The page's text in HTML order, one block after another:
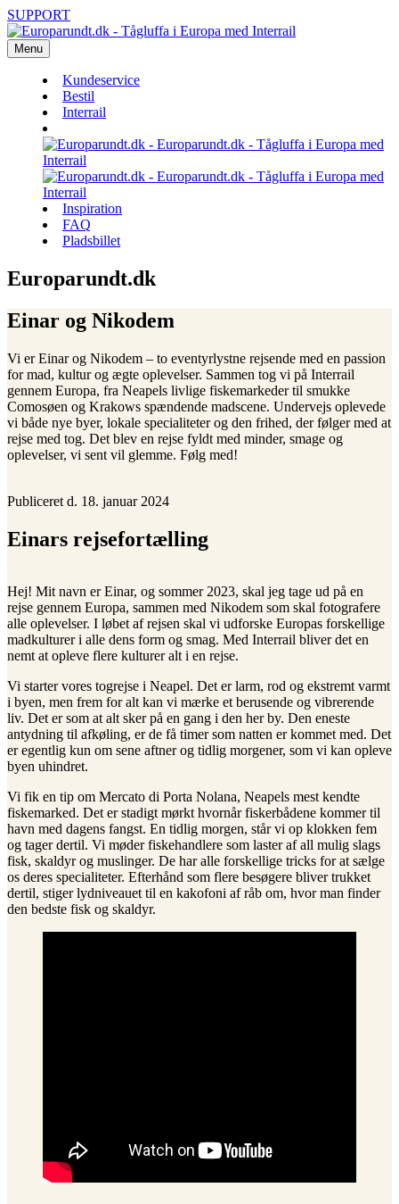
SUPPORT
Menu
Kundeservice
Bestil
Interrail
Inspiration
FAQ
Pladsbillet
Europarundt.dk
Einar og Nikodem
Vi er Einar og Nikodem – to eventyrlystne rejsende med en passion
for mad, kultur og ægte oplevelser. Sammen tog vi på Interrail
gennem Europa, fra Neapels livlige fiskemarkeder til smukke
Comosøen og Krakows spændende madscene. Undervejs oplevede
vi både nye byer, lokale specialiteter og den frihed, der følger med at
rejse med tog. Det blev en rejse fyldt med minder, smage og
oplevelser, vi sent vil glemme. Følg med!
Publiceret d. 18. januar 2024
Einars rejsefortælling
Hej! Mit navn er Einar, og sommer 2023, skal jeg tage ud på en
rejse gennem Europa, sammen med Nikodem som skal fotografere
alle oplevelser. I løbet af rejsen skal vi udforske Europas forskellige
madkulturer i alle dens form og smag. Med Interrail bliver det en
nemt at opleve flere kulturer alt i en rejse.
Vi starter vores togrejse i Neapel. Det er larm, rod og ekstremt varmt
i byen, men frem for alt kan vi mærke et berusende og vibrerende
liv. Det er som at alt sker på en gang i den her by. Den eneste
antydning til afkøling, er de få timer som natten er kommet med. Det
er egentlig kun om sene aftner og tidlig morgener, som vi kan opleve
byen uhindret.
Vi fik en tip om Mercato di Porta Nolana, Neapels mest kendte
fiskemarked. Det er stadigt mørkt hvornår fiskerbådene kommer til
havn med dagens fangst. En tidlig morgen, står vi op klokken fem
og tager dertil. Vi møder fiskehandlere som laster af all mulig slags
fisk, skaldyr og muslinger. De har alle forskellige tricks for at sælge
os deres specialiteter. Efterhånd som flere besøgere bliver trukket
dertil, stiger lydniveauet til en kakofoni af råb om, hvor man finder
den bedste fisk og skaldyr.